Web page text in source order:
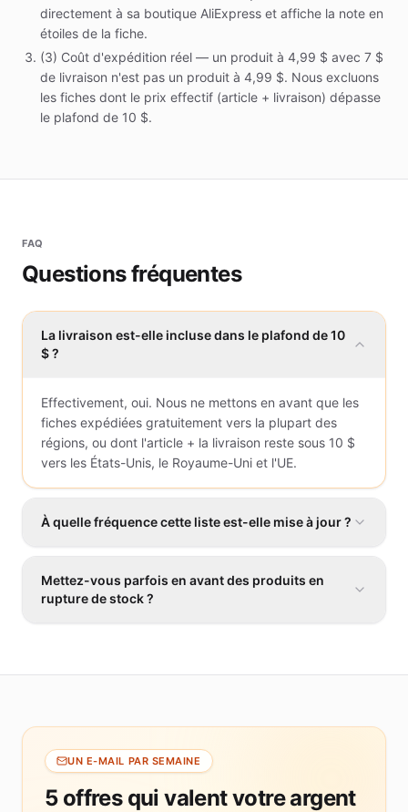
directement à sa boutique AliExpress et affiche la note en
étoiles de la fiche.
(3) Coût d'expédition réel — un produit à 4,99 $ avec 7 $
de livraison n'est pas un produit à 4,99 $. Nous excluons
les fiches dont le prix effectif (article + livraison) dépasse
le plafond de 10 $.
FAQ
Questions fréquentes
Questions fréquentes
La livraison est-elle incluse dans le plafond de 10
$ ?
Effectivement, oui. Nous ne mettons en avant que les
fiches expédiées gratuitement vers la plupart des
régions, ou dont l'article + la livraison reste sous 10 $
vers les États-Unis, le Royaume-Uni et l'UE.
À quelle fréquence cette liste est-elle mise à jour ?
un filtre sont retirées ; de nouvelles sélections à moins
de 10 $ prennent leur place.
Mettez-vous parfois en avant des produits en
rupture de stock ?
propose des alternatives similaires.
UN E-MAIL PAR SEMAINE
5 offres qui valent votre argent